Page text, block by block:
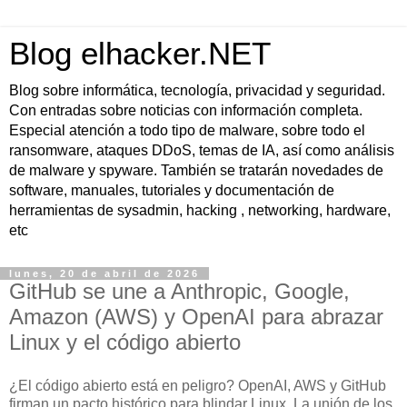
Blog elhacker.NET
Blog sobre informática, tecnología, privacidad y seguridad.
Con entradas sobre noticias con información completa.
Especial atención a todo tipo de malware, sobre todo el
ransomware, ataques DDoS, temas de IA, así como análisis
de malware y spyware. También se tratarán novedades de
software, manuales, tutoriales y documentación de
herramientas de sysadmin, hacking , networking, hardware,
etc
lunes, 20 de abril de 2026
GitHub se une a Anthropic, Google,
Amazon (AWS) y OpenAI para abrazar
Linux y el código abierto
¿El código abierto está en peligro? OpenAI, AWS y GitHub
firman un pacto histórico para blindar Linux. La unión de los